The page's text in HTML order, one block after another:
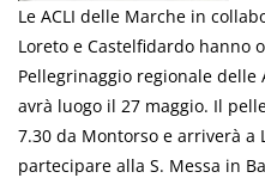
Le ACLI delle Marche in
Loreto e Castelfidardo hanno
Pellegrinaggio regionale delle
avrà luogo il 27 maggio. Il
7.30 da Montorso e arriverà a
partecipare alla S. Messa in